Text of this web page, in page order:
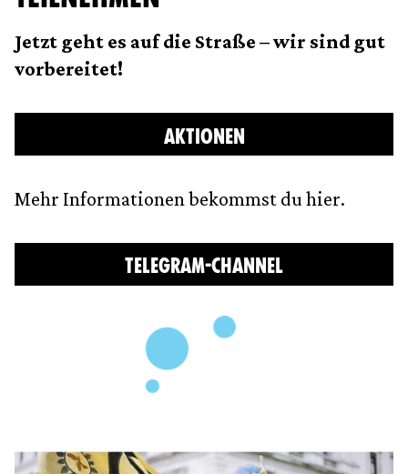
Jetzt geht es auf die Straße – wir sind gut
vorbereitet!
AKTIONEN
Mehr Informationen bekommst du hier.
TELEGRAM-CHANNEL